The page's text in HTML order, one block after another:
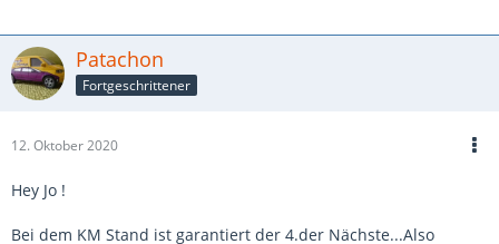
Patachon
Fortgeschrittener
12. Oktober 2020
Hey Jo !
Bei dem KM Stand ist garantiert der 4.der Nächste...Also